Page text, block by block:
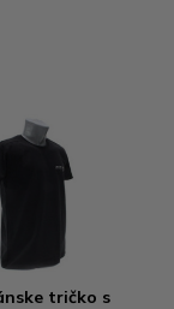
tričko s